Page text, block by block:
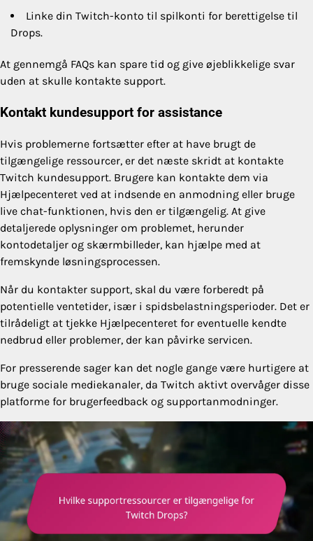
Linke din Twitch-konto til spilkonti for berettigelse til
Drops.
At gennemgå FAQs kan spare tid og give øjeblikkelige svar
uden at skulle kontakte support.
Kontakt kundesupport for assistance
Hvis problemerne fortsætter efter at have brugt de
tilgængelige ressourcer, er det næste skridt at kontakte
Twitch kundesupport. Brugere kan kontakte dem via
Hjælpecenteret ved at indsende en anmodning eller bruge
live chat-funktionen, hvis den er tilgængelig. At give
detaljerede oplysninger om problemet, herunder
kontodetaljer og skærmbilleder, kan hjælpe med at
fremskynde løsningsprocessen.
Når du kontakter support, skal du være forberedt på
potentielle ventetider, især i spidsbelastningsperioder. Det er
tilrådeligt at tjekke Hjælpecenteret for eventuelle kendte
nedbrud eller problemer, der kan påvirke servicen.
For presserende sager kan det nogle gange være hurtigere at
bruge sociale mediekanaler, da Twitch aktivt overvåger disse
platforme for brugerfeedback og supportanmodninger.